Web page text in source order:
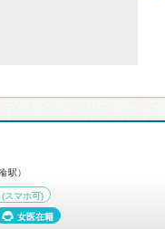
駅）
(スマホ可)
女医在籍